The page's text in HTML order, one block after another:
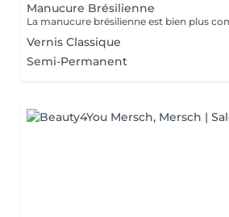
Manucure Brésilienne
Vernis Classique
Semi-Permanent